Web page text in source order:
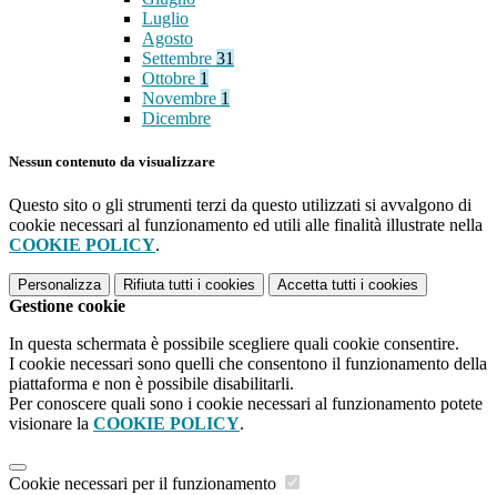
Luglio
Agosto
Settembre 31
Ottobre 1
Novembre 1
Dicembre
Nessun contenuto da visualizzare
Questo sito o gli strumenti terzi da questo utilizzati si avvalgono di
cookie necessari al funzionamento ed utili alle finalità illustrate nella
COOKIE POLICY.
Personalizza Rifiuta tutti i cookies Accetta tutti i cookies
Gestione cookie
In questa schermata è possibile scegliere quali cookie consentire.
I cookie necessari sono quelli che consentono il funzionamento della
piattaforma e non è possibile disabilitarli.
Per conoscere quali sono i cookie necessari al funzionamento potete
visionare la COOKIE POLICY.
Cookie necessari per il funzionamento